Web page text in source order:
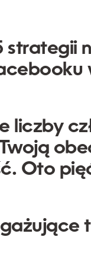
strategii
liczby
Oto